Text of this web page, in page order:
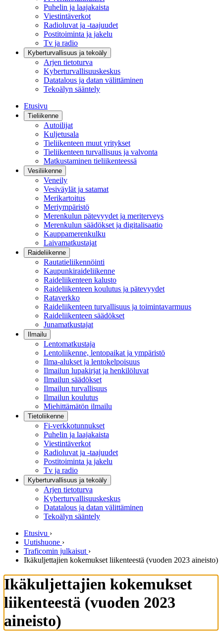
Puhelin ja laajakaista
Viestintäverkot
Radioluvat ja -taajuudet
Postitoiminta ja jakelu
Tv ja radio
Kyberturvallisuus ja tekoäly
Arjen tietoturva
Kyberturvallisuuskeskus
Datatalous ja datan välittäminen
Tekoälyn sääntely
Etusivu
Tieliikenne
Autoilijat
Kuljetusala
Tieliikenteen muut yritykset
Tieliikenteen turvallisuus ja valvonta
Matkustaminen tieliikenteessä
Vesiliikenne
Veneily
Vesiväylät ja satamat
Merikartoitus
Meriympäristö
Merenkulun pätevyydet ja meriterveys
Merenkulun säädökset ja digitalisaatio
Kauppamerenkulku
Laivamatkustajat
Raideliikenne
Rautatieliikennöinti
Kaupunkiraideliikenne
Raideliikenteen kalusto
Raideliikenteen koulutus ja pätevyydet
Rataverkko
Raideliikenteen turvallisuus ja toimintavarmuus
Raideliikenteen säädökset
Junamatkustajat
Ilmailu
Lentomatkustaja
Lentoliikenne, lentopaikat ja ympäristö
Ilma-alukset ja lentokelpoisuus
Ilmailun lupakirjat ja henkilöluvat
Ilmailun säädökset
Ilmailun turvallisuus
Ilmailun koulutus
Miehittämätön ilmailu
Tietoliikenne
Fi-verkkotunnukset
Puhelin ja laajakaista
Viestintäverkot
Radioluvat ja -taajuudet
Postitoiminta ja jakelu
Tv ja radio
Kyberturvallisuus ja tekoäly
Arjen tietoturva
Kyberturvallisuuskeskus
Datatalous ja datan välittäminen
Tekoälyn sääntely
Etusivu ›
Uutishuone ›
Traficomin julkaisut ›
Ikäkuljettajien kokemukset liikenteestä (vuoden 2023 aineisto)
Ikäkuljettajien kokemukset
liikenteestä (vuoden 2023
aineisto)